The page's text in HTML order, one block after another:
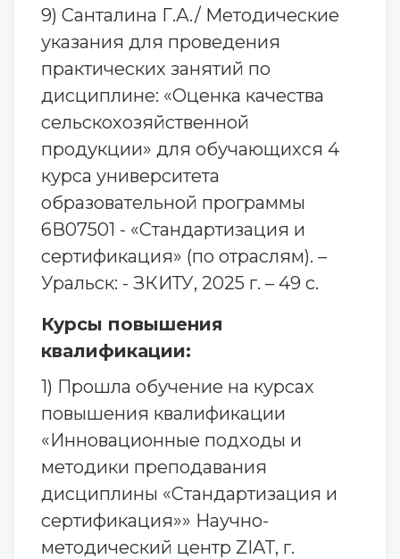
9) Санталина Г.А./ Методические
указания для проведения
практических занятий по
дисциплине: «Оценка качества
сельскохозяйственной
продукции» для обучающихся 4
курса университета
образовательной программы
6В07501 - «Стандартизация и
сертификация» (по отраслям). –
Уральск: - ЗКИТУ, 2025 г. – 49 с.
Курсы повышения
квалификации:
1) Прошла обучение на курсах
повышения квалификации
«Инновационные подходы и
методики преподавания
дисциплины «Стандартизация и
сертификация»» Научно-
методический центр ZIAT, г.